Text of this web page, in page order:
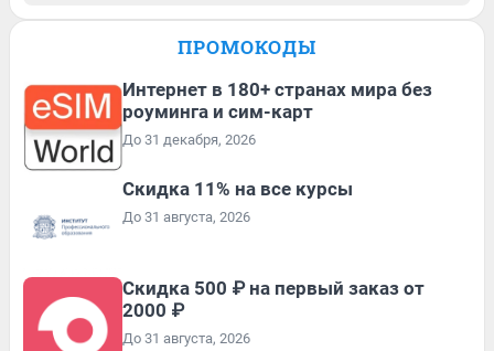
ПРОМОКОДЫ
Интернет в 180+ странах мира без
роуминга и сим-карт
До 31 декабря, 2026
Скидка 11% на все курсы
До 31 августа, 2026
Скидка 500 ₽ на первый заказ от
2000 ₽
До 31 августа, 2026